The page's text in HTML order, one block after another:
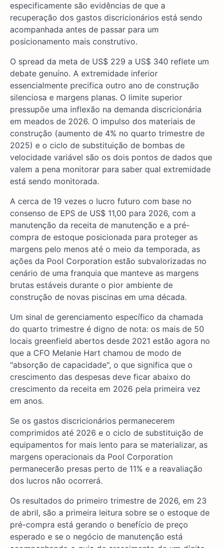
especificamente são evidências de que a
recuperação dos gastos discricionários está sendo
acompanhada antes de passar para um
posicionamento mais construtivo.
O spread da meta de US$ 229 a US$ 340 reflete um
debate genuíno. A extremidade inferior
essencialmente precifica outro ano de construção
silenciosa e margens planas. O limite superior
pressupõe uma inflexão na demanda discricionária
em meados de 2026. O impulso dos materiais de
construção (aumento de 4% no quarto trimestre de
2025) e o ciclo de substituição de bombas de
velocidade variável são os dois pontos de dados que
valem a pena monitorar para saber qual extremidade
está sendo monitorada.
A cerca de 19 vezes o lucro futuro com base no
consenso de EPS de US$ 11,00 para 2026, com a
manutenção da receita de manutenção e a pré-
compra de estoque posicionada para proteger as
margens pelo menos até o meio da temporada, as
ações da Pool Corporation estão subvalorizadas no
cenário de uma franquia que manteve as margens
brutas estáveis durante o pior ambiente de
construção de novas piscinas em uma década.
Um sinal de gerenciamento específico da chamada
do quarto trimestre é digno de nota: os mais de 50
locais greenfield abertos desde 2021 estão agora no
que a CFO Melanie Hart chamou de modo de
"absorção de capacidade", o que significa que o
crescimento das despesas deve ficar abaixo do
crescimento da receita em 2026 pela primeira vez
em anos.
Se os gastos discricionários permanecerem
comprimidos até 2026 e o ciclo de substituição de
equipamentos for mais lento para se materializar, as
margens operacionais da Pool Corporation
permanecerão presas perto de 11% e a reavaliação
dos lucros não ocorrerá.
Os resultados do primeiro trimestre de 2026, em 23
de abril, são a primeira leitura sobre se o estoque de
pré-compra está gerando o benefício de preço
esperado e se o negócio de manutenção está